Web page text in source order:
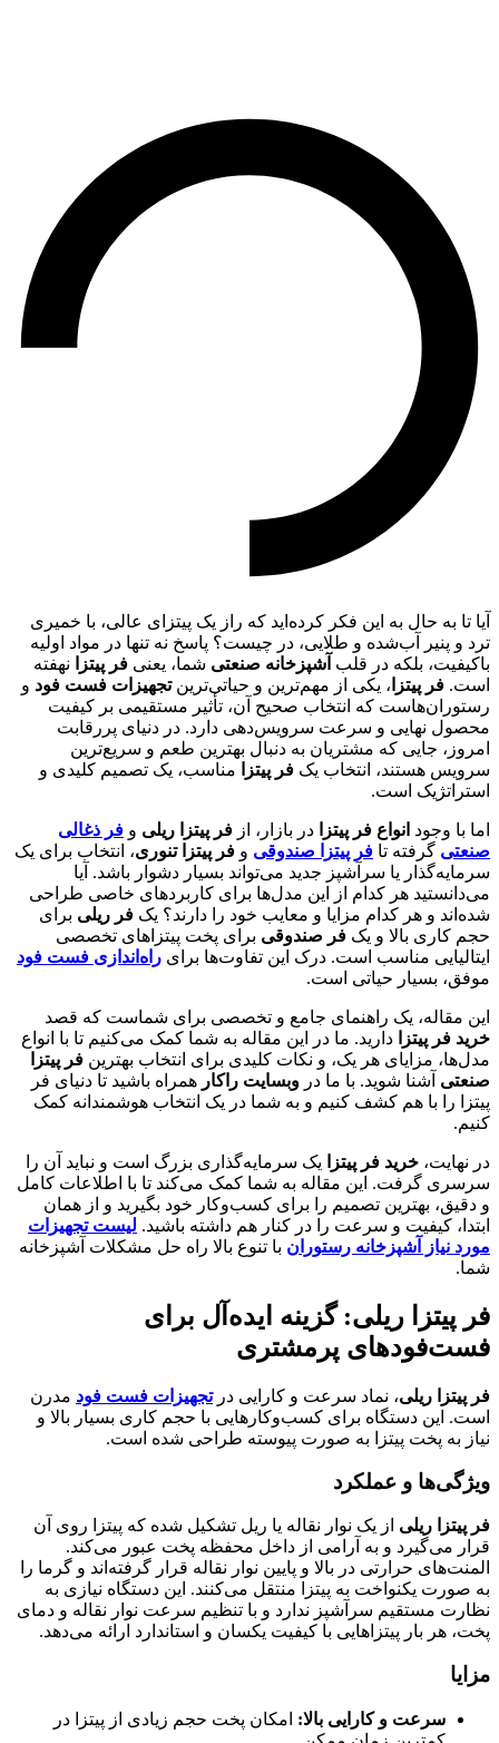
آیا تا به حال به این فکر کرده‌اید که راز یک پیتزای عالی، با خمیری
ترد و پنیر آب‌شده و طلایی، در چیست؟ پاسخ نه تنها در مواد اولیه
باکیفیت، بلکه در قلب آشپزخانه صنعتی شما، یعنی فر پیتزا
نهفته
است. فر پیتزا ، یکی از مهم‌ترین و حیاتی‌ترینتجهیزات فست فود و
رستوران‌هاست که انتخاب صحیح آن، تأثیر مستقیمی بر کیفیت
محصول نهایی و سرعت سرویس‌دهی دارد. در دنیای پررقابت
امروز، جایی که مشتریان به دنبال بهترین طعم و سریع‌ترین
سرویس هستند، انتخاب یک فر پیتزا
مناسب، یک تصمیم کلیدی و
استراتژیک است.
اما با وجود انواع فر پیتزا در بازار، از فر پیتزا ریلی و فر ذغالی
صنعتی گرفته تا فر پیتزا صندوقی و فر پیتزا تنوری، انتخاب برای یک
سرمایه‌گذار یا سرآشپز جدید می‌تواند بسیار دشوار باشد. آیا
می‌دانستید هر کدام از این مدل‌ها برای کاربردهای خاصی طراحی
شده‌اند و هر کدام مزایا و معایب خود را دارند؟ یک فر ریلی برای
حجم کاری بالا و یک فر صندوقی برای پخت پیتزاهای تخصصی
ایتالیایی مناسب است. درک این تفاوت‌ها برای راه‌اندازی فست فود
موفق، بسیار حیاتی است.
این مقاله، یک راهنمای جامع و تخصصی برای شماست که قصد
خرید فر پیتزا
دارید. ما در این مقاله به شما کمک می‌کنیم تا با انواع
مدل‌ها، مزایای هر یک، و نکات کلیدی برای انتخاب بهترین فر پیتزا
صنعتی آشنا شوید. با ما در وبسایت راکار همراه باشید تا دنیای فر
پیتزا را با هم کشف کنیم و به شما در یک انتخاب هوشمندانه کمک
کنیم.
در نهایت، خرید فر پیتزا
یک سرمایه‌گذاری بزرگ است و نباید آن را
سرسری گرفت. این مقاله به شما کمک می‌کند تا با اطلاعات کامل
و دقیق، بهترین تصمیم را برای کسب‌وکار خود بگیرید و از همان
ابتدا، کیفیت و سرعت را در کنار هم داشته باشید. لیست تجهیزات
مورد نیاز آشپزخانه رستوران با تنوع بالا راه حل مشکلات آشپزخانه
شما.
فر پیتزا ریلی: گزینه ایده‌آل برای
فست‌فودهای پرمشتری
فر پیتزا ریلی، نماد سرعت و کارایی درتجهیزات فست فود مدرن
است. این دستگاه برای کسب‌وکارهایی با حجم کاری بسیار بالا و
نیاز به پخت پیتزا به صورت پیوسته طراحی شده است.
ویژگی‌ها و عملکرد
فر پیتزا ریلی از یک نوار نقاله یا ریل تشکیل شده که پیتزا روی آن
قرار می‌گیرد و به آرامی از داخل محفظه پخت عبور می‌کند.
المنت‌های حرارتی در بالا و پایین نوار نقاله قرار گرفته‌اند و گرما را
به صورت یکنواخت به پیتزا منتقل می‌کنند. این دستگاه نیازی به
نظارت مستقیم سرآشپز ندارد و با تنظیم سرعت نوار نقاله و دمای
پخت، هر بار پیتزاهایی با کیفیت یکسان و استاندارد ارائه می‌دهد.
مزایا
سرعت و کارایی بالا: امکان پخت حجم زیادی از پیتزا در